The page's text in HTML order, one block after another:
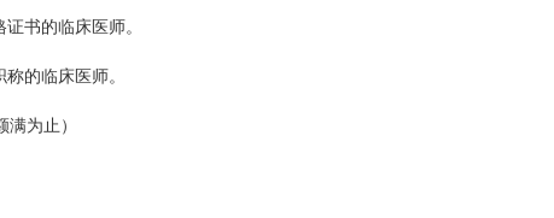
书的临床医师。
的临床医师。
满为止）